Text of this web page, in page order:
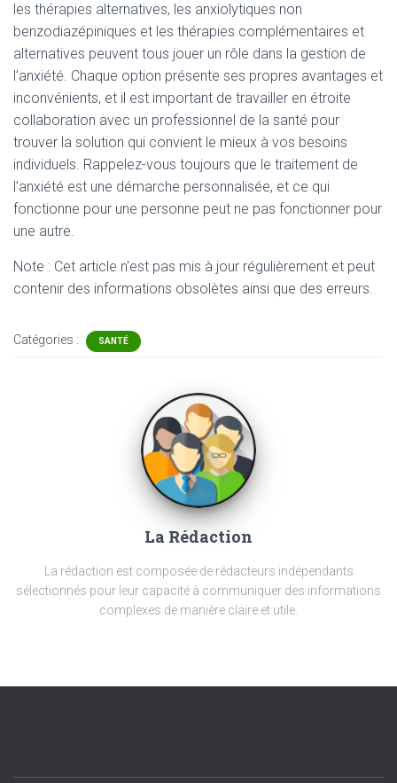
les thérapies alternatives, les anxiolytiques non
benzodiazépiniques et les thérapies complémentaires et
alternatives peuvent tous jouer un rôle dans la gestion de
l’anxiété. Chaque option présente ses propres avantages et
inconvénients, et il est important de travailler en étroite
collaboration avec un professionnel de la santé pour
trouver la solution qui convient le mieux à vos besoins
individuels. Rappelez-vous toujours que le traitement de
l’anxiété est une démarche personnalisée, et ce qui
fonctionne pour une personne peut ne pas fonctionner pour
une autre.
Note : Cet article n'est pas mis à jour régulièrement et peut
contenir des informations obsolètes ainsi que des erreurs.
Catégories : SANTÉ
La Rédaction
La rédaction est composée de rédacteurs indépendants
sélectionnés pour leur capacité à communiquer des informations
complexes de manière claire et utile.